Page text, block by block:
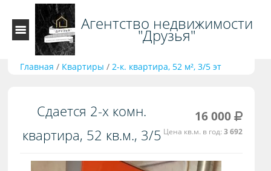
Агентство недвижимости
"Друзья"
Главная / Квартиры /2-к. квартира, 52 м², 3/5 эт
Сдается 2-х комн.
квартира, 52 кв.м., 3/5
16 000
Цена кв.м. в год:3 692